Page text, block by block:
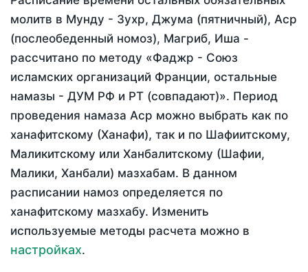
молитв в Мунду - Зухр, Джума (пятничный), Аср
(послеобеденный номоз), Магриб, Иша -
рассчитано по методу «Фаджр - Союз
исламских организаций Франции, остальные
намазы - ДУМ РФ и РТ (совпадают)». Период
проведения намаза Аср можно выбрать как по
ханафитскому (Ханафи), так и по Шафиитскому,
Маликитскому или Ханбалитскому (Шафии,
Малики, Ханбали) мазхабам. В данном
расписании намоз определяется по
ханафитскому мазхабу. Изменить
используемые методы расчета можно в
настройках.